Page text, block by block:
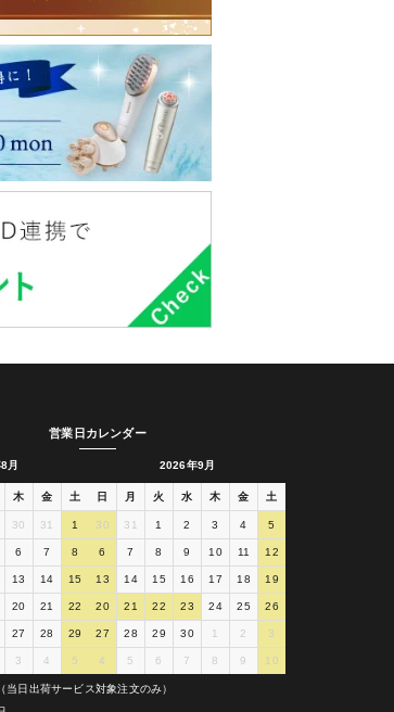
営業日カレンダー
月
木 金 土
30 31 1
6 7 8
13 14 15
20 21 22
27 28 29
3 4 5
2026年9月
日 月 火 水 木 金 土
30 31 1 2 3 4 5
6 7 8 9 10 11 12
13 14 15 16 17 18 19
20 21 22 23 24 25 26
27 28 29 30 1 2 3
4 5 6 7 8 9 10
当日出荷サービス対象注文のみ）